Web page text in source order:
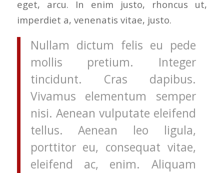
eget, arcu. In enim justo, rhoncus ut,
imperdiet a, venenatis vitae, justo.
Nullam dictum felis eu pede
mollis pretium. Integer
tincidunt. Cras dapibus.
Vivamus elementum semper
nisi. Aenean vulputate eleifend
tellus. Aenean leo ligula,
porttitor eu, consequat vitae,
eleifend ac, enim. Aliquam